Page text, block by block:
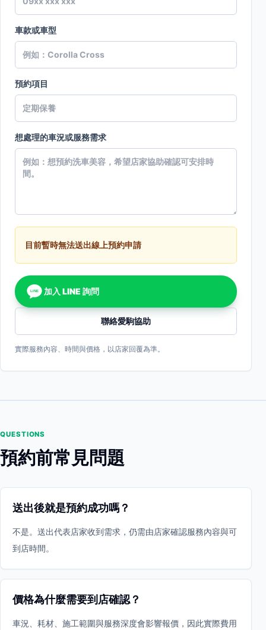
車款或車型
預約項目
想處理的車況或服務需求
目前暫時無法送出線上預約申請
LINE 加入 LINE 詢問
聯絡愛駒協助
實際服務內容、時間與價格，以店家回覆為準。
QUESTIONS
預約前常見問題
送出後就是預約成功嗎？
不是。送出代表店家收到需求，仍需由店家確認服務內容與可
到店時間。
價格為什麼需要到店確認？
車況、耗材、施工範圍與服務深度會影響報價，因此實際費用